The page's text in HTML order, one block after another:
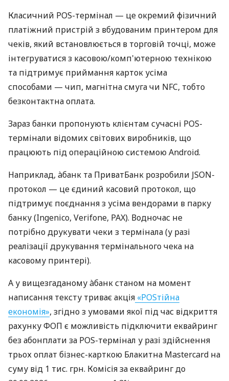
Класичний POS-термінал — це окремий фізичний
платіжний пристрій з вбудованим принтером для
чеків, який встановлюється в торговій точці, може
інтегруватися з касовою/комп'ютерною технікою
та підтримує приймання карток усіма
способами — чип, магнітна смуга чи NFC, тобто
безконтактна оплата.
Зараз банки пропонують клієнтам сучасні POS-
термінали відомих світових виробників, що
працюють під операційною системою Android.
Наприклад, àбанк та ПриватБанк розробили JSON-
протокол — це єдиний касовий протокол, що
підтримує поєднання з усіма вендорами в парку
банку (Ingenico, Verifone, PAX). Водночас не
потрібно друкувати чеки з термінала (у разі
реалізації друкування термінального чека на
касовому принтері).
А у вищезгаданому àбанк станом на момент
написання тексту триває акція «POSтійна
економія», згідно з умовами якої під час відкриття
рахунку ФОП є можливість підключити еквайринг
без абонплати за POS-термінал у разі здійснення
трьох оплат бізнес-карткою Блакитна Mastercard на
суму від 1 тис. грн. Комісія за еквайринг до